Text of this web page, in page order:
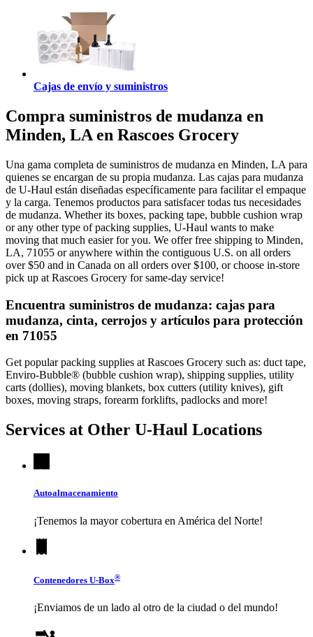
Cajas de envío y suministros
Compra suministros de mudanza en
Minden, LA en Rascoes Grocery
Una gama completa de suministros de mudanza en Minden, LA para
quienes se encargan de su propia mudanza. Las cajas para mudanza
de U-Haul están diseñadas específicamente para facilitar el empaque
y la carga. Tenemos productos para satisfacer todas tus necesidades
de mudanza. Whether its boxes, packing tape, bubble cushion wrap
or any other type of packing supplies, U-Haul wants to make
moving that much easier for you. We offer free shipping to Minden,
LA, 71055 or anywhere within the contiguous U.S. on all orders
over $50 and in Canada on all orders over $100, or choose in-store
pick up at Rascoes Grocery for same-day service!
Encuentra suministros de mudanza: cajas para
mudanza, cinta, cerrojos y artículos para protección
en 71055
Get popular packing supplies at Rascoes Grocery such as: duct tape,
Enviro-Bubble® (bubble cushion wrap), shipping supplies, utility
carts (dollies), moving blankets, box cutters (utility knives), gift
boxes, moving straps, forearm forklifts, padlocks and more!
Services at Other U-Haul Locations
Autoalmacenamiento
¡Tenemos la mayor cobertura en América del Norte!
Contenedores U-Box®
¡Enviamos de un lado al otro de la ciudad o del mundo!